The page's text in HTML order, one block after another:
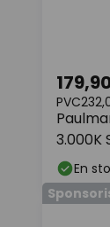
3.000K
PVC
En